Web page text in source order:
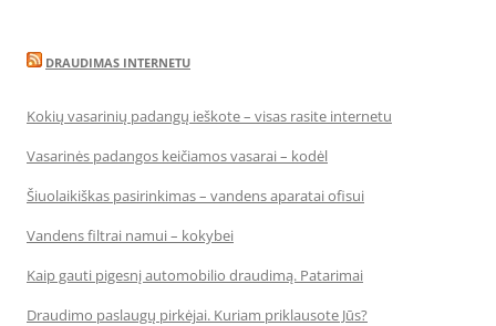
DRAUDIMAS INTERNETU
Kokių vasarinių padangų ieškote – visas rasite internetu
Vasarinės padangos keičiamos vasarai – kodėl
Šiuolaikiškas pasirinkimas – vandens aparatai ofisui
Vandens filtrai namui – kokybei
Kaip gauti pigesnį automobilio draudimą. Patarimai
Draudimo paslaugų pirkėjai. Kuriam priklausote Jūs?